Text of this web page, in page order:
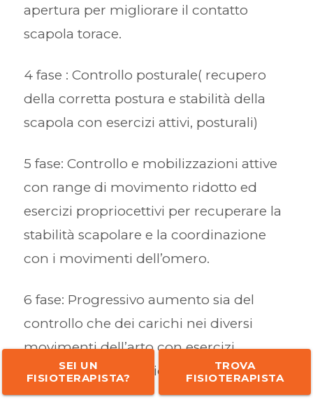
apertura per migliorare il contatto
scapola torace.
4 fase : Controllo posturale( recupero
della corretta postura e stabilità della
scapola con esercizi attivi, posturali)
5 fase: Controllo e mobilizzazioni attive
con range di movimento ridotto ed
esercizi propriocettivi per recuperare la
stabilità scapolare e la coordinazione
con i movimenti dell’omero.
6 fase: Progressivo aumento sia del
controllo che dei carichi nei diversi
movimenti dell’arto con esercizi
isometrici ed isotonici.
SEI UN
FISIOTERAPISTA?
TROVA
FISIOTERAPISTA